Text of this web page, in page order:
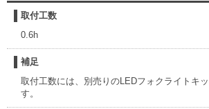
取付工数
0.6h
補足
取付工数には、別売りのLEDフォクライトキ
す。